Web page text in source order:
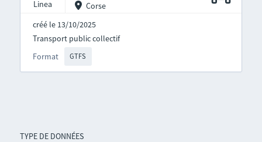
TYPE DE DONNÉES
Corse
créé le 13/10/2025
Format GTFS
Transport public collectif